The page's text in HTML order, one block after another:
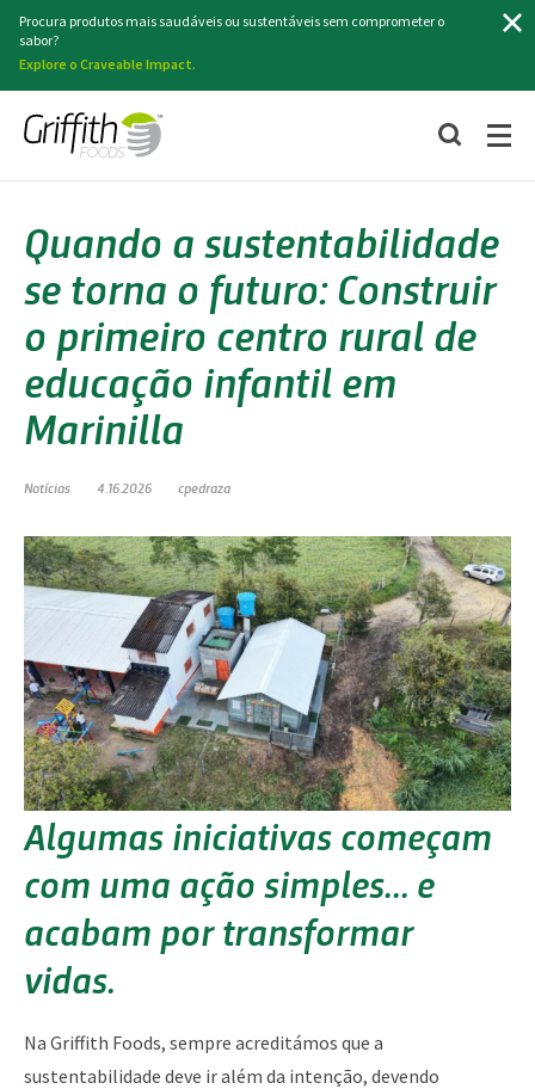
Procura produtos mais saudáveis ou sustentáveis sem comprometer o
sabor?
Explore o Craveable Impact.
Quando a sustentabilidade
se torna o futuro: Construir
o primeiro centro rural de
educação infantil em
Marinilla
Notícias 4.16.2026 cpedraza
Algumas iniciativas começam
com uma ação simples... e
acabam por transformar
vidas.
Na Griffith Foods, sempre acreditámos que a
sustentabilidade deve ir além da intenção, devendo